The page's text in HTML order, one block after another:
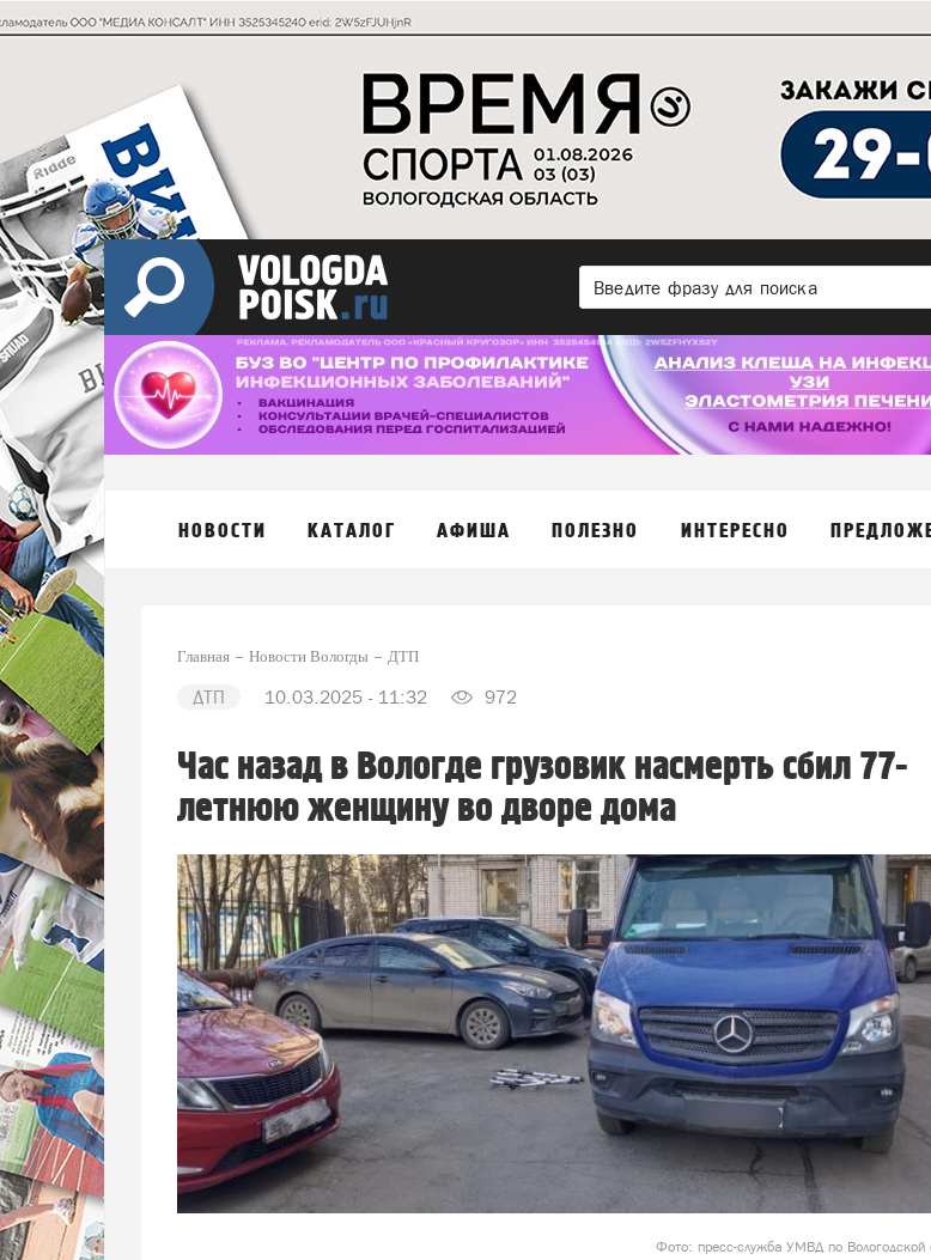
НОВОСТИ КАТАЛОГ АФИША ПОЛЕЗНО ИНТЕРЕСНО
Главная Новости Вологды ДТП
ДТП 10.03.2025 - 11:32 972
Час назад в Вологде грузовик насмерть сбил 77-
летнюю женщину во дворе дома
Фото: пресс-служба УМВД по Вологодской